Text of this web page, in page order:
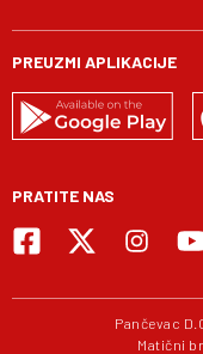
PREUZMI APLIKACIJE
PRATITE NAS
Pančevac
Matični